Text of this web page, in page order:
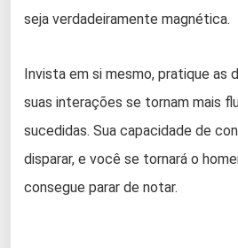
seja verdadeiramente magnética.
Invista em si mesmo, pratique as
suas interações se tornam mais
sucedidas. Sua capacidade de
disparar, e você se tornará o
consegue parar de notar.